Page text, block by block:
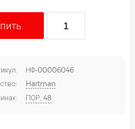
НФ-00006046
Hartman
ПОР, 48